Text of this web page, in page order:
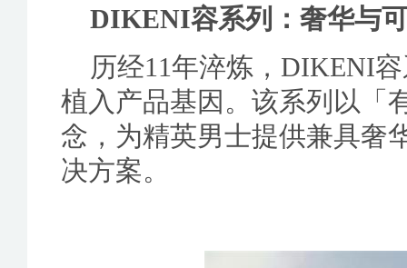
DIKENI容系列：奢华与
历经11年淬炼，DIKENI
植入产品基因。该系列以「
念，为精英男士提供兼具奢
决方案。